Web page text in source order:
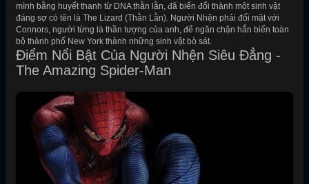
mình bằng huyết thanh từ DNA thằn lằn, đã biến đổi thành một sinh vật
đáng sợ có tên là The Lizard (Thằn Lằn). Người Nhện phải đối mặt với
Connors, người từng là thần tượng của anh, để ngăn chặn hắn biến toàn
bộ thành phố New York thành những sinh vật bò sát.
Điểm Nổi Bật Của Người Nhện Siêu Đẳng -
The Amazing Spider-Man